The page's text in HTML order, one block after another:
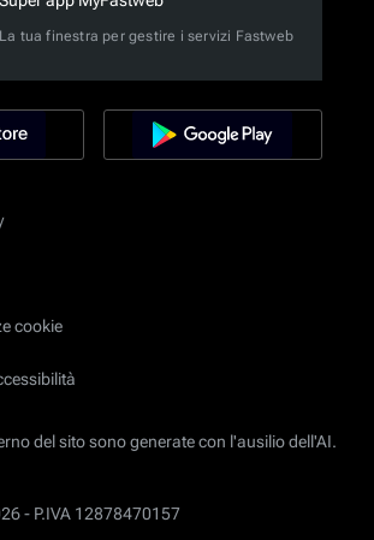
La tua finestra per gestire i servizi Fastweb
cookie
del sito sono generate con l'ausilio dell'AI.
- P.IVA 12878470157